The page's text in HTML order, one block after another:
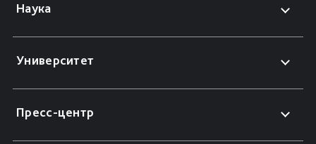
Наука
Университет
Пресс-центр